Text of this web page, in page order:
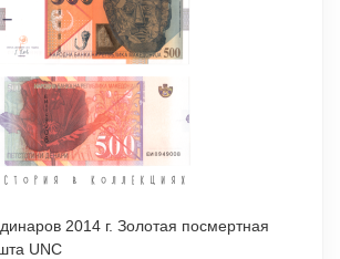
2014 г. Золотая посмертная
UNC